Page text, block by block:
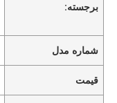
برجسته:
شماره مدل
قیمت